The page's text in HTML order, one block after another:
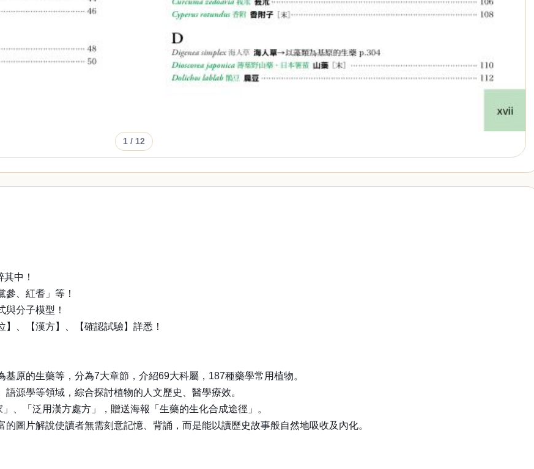
1 / 12
中！
、紅耆」等！
分子模型！
、【漢方】、【確認試驗】詳悉！
原的生藥等，分為7大章節，介紹69大科屬，187種藥學常用植物。
源學等領域，綜合探討植物的人文歷史、醫學療效。
、「泛用漢方處方」，贈送海報「生藥的生化合成途徑」。
圖片解說使讀者無需刻意記憶、背誦，而是能以讀歷史故事般自然地吸收及內化。